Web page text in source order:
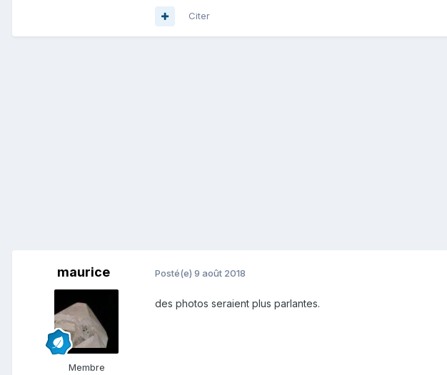
Citer
maurice
Membre
Posté(e) 9 août 2018
des photos seraient plus parlantes.